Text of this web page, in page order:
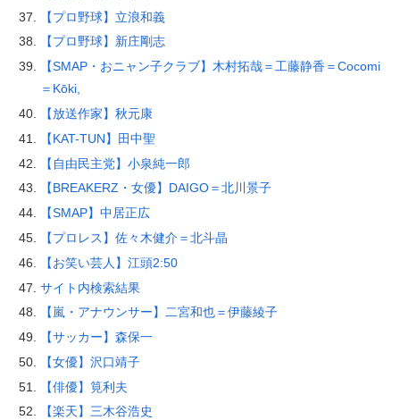
【プロ野球】立浪和義
【プロ野球】新庄剛志
【SMAP・おニャン子クラブ】木村拓哉＝工藤静香＝Cocomi
＝Kōki,
【放送作家】秋元康
【KAT-TUN】田中聖
【自由民主党】小泉純一郎
【BREAKERZ・女優】DAIGO＝北川景子
【SMAP】中居正広
【プロレス】佐々木健介＝北斗晶
【お笑い芸人】江頭2:50
サイト内検索結果
【嵐・アナウンサー】二宮和也＝伊藤綾子
【サッカー】森保一
【女優】沢口靖子
【俳優】筧利夫
【楽天】三木谷浩史